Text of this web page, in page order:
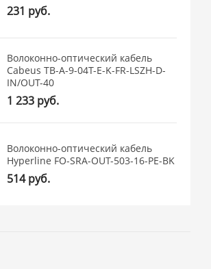
231 руб.
Волоконно-оптический кабель
Cabeus TB-A-9-04T-E-K-FR-LSZH-D-
IN/OUT-40
1 233 руб.
Волоконно-оптический кабель
Hyperline FO-SRA-OUT-503-16-PE-BK
514 руб.